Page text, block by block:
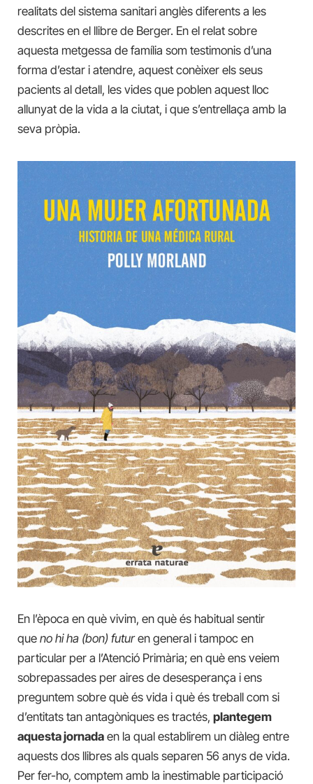
realitats del sistema sanitari anglès diferents a les
descrites en el llibre de Berger. En el relat sobre
aquesta metgessa de família som testimonis d’una
forma d’estar i atendre, aquest conèixer els seus
pacients al detall, les vides que poblen aquest lloc
allunyat de la vida a la ciutat, i que s’entrellaça amb la
seva pròpia.
En l’època en què vivim, en què és habitual sentir
que no hi ha (bon) futuren general i tampoc en
particular per a l’Atenció Primària; en què ens veiem
sobrepassades per aires de desesperança i ens
preguntem sobre què és vida i què és treball com si
d’entitats tan antagòniques es tractés, plantegem
aquesta jornada en la qual establirem un diàleg entre
aquests dos llibres als quals separen 56 anys de vida.
Per fer-ho, comptem amb la inestimable participació